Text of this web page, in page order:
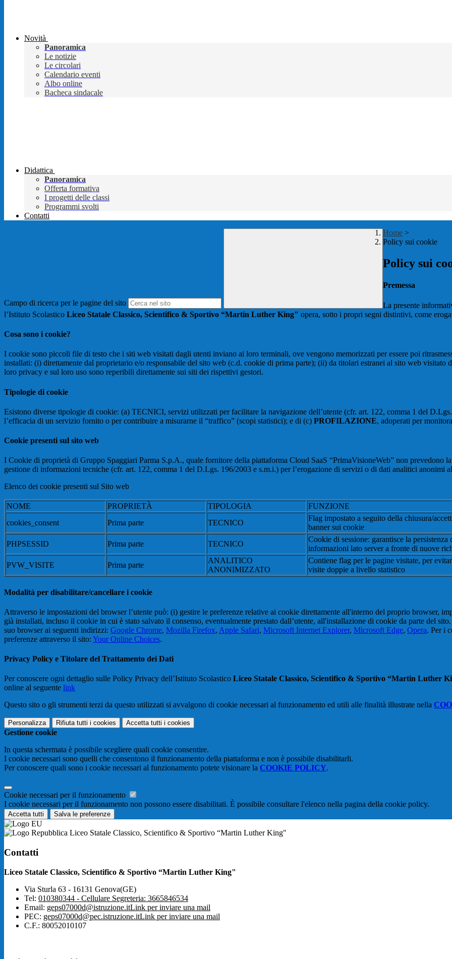
Novità
Panoramica
Le notizie
Le circolari
Calendario eventi
Albo online
Bacheca sindacale
Didattica
Panoramica
Offerta formativa
I progetti delle classi
Programmi svolti
Contatti
Campo di ricerca per le pagine del sito
Home >
Policy sui cookie
Policy sui
Premessa
La presente
l’Istituto Scolastico Liceo Statale Classico, Scientifico & Sportivo “Martin Luther King" opera, sotto i propri segni distintivi, come
Cosa sono i cookie?
I cookie sono piccoli file di testo che i siti web visitati dagli utenti inviano ai loro terminali, ove vengono memorizzati per essere poi
installati: (i) direttamente dal proprietario e/o responsabile del sito web (c.d. cookie di prima parte); (ii) da titolari estranei al sito web
loro privacy e sul loro uso sono reperibili direttamente sui siti dei rispettivi gestori.
Tipologie di cookie
Esistono diverse tipologie di cookie: (a) TECNICI, servizi utilizzati per facilitare la navigazione dell’utente (cfr. art. 122, comma 1 del
l’efficacia di un servizio fornito o per contribuire a misurarne il “traffico” (scopi statistici); e di (c) PROFILAZIONE, adoperati per
Cookie presenti sul sito web
I Cookie di proprietà di Gruppo Spaggiari Parma S.p.A., quale fornitore della piattaforma Cloud SaaS “PrimaVisioneWeb” non prevedono
gestione di informazioni tecniche (cfr. art. 122, comma 1 del D.Lgs. 196/2003 e s.m.i.) per l’erogazione di servizi o di dati analitici anonimi
Elenco dei cookie presenti sul Sito web
NOME PROPRIETÀ TIPOLOGIA
FUNZIONE
cookies_consent
Prima parte TECNICO
Flag impostato a seguito della chiusura/
banner sui cookie
PHPSESSID
Prima parte TECNICO
Cookie di sessione: garantisce la persistenza
informazioni lato server a fronte di nuove
PVW_VISITE
Prima parte
ANALITICO
ANONIMIZZATO
Contiene flag per le pagine visitate, per
visite doppie a livello statistico
Modalità per disabilitare/cancellare i cookie
Attraverso le impostazioni del browser l’utente può: (i) gestire le preferenze relative ai cookie direttamente all'interno del proprio browser,
già installati, incluso il cookie in cui è stato salvato il consenso, eventualmente prestato dall’utente, all'installazione di cookie da parte del
suo browser ai seguenti indirizzi: Google Chrome, Mozilla Firefox, Apple Safari, Microsoft Internet Explorer, Microsoft Edge, Opera. Per i
preferenze attraverso il sito: Your Online Choices.
Privacy Policy e Titolare del Trattamento dei Dati
Per conoscere ogni dettaglio sulle Policy Privacy dell’Istituto Scolastico Liceo Statale Classico, Scientifico & Sportivo “Martin Luther
online al seguente link
Questo sito o gli strumenti terzi da questo utilizzati si avvalgono di cookie necessari al funzionamento ed utili alle finalità illustrate nella
Personalizza Rifiuta tutti i cookies Accetta tutti i cookies
Gestione cookie
In questa schermata è possibile scegliere quali cookie consentire.
I cookie necessari sono quelli che consentono il funzionamento della piattaforma e non è possibile disabilitarli.
Per conoscere quali sono i cookie necessari al funzionamento potete visionare la COOKIE POLICY.
Cookie necessari per il funzionamento
I cookie necessari per il funzionamento non possono essere disabilitati. È possibile consultare l'elenco nella pagina della cookie policy.
Accetta tutti Salva le preferenze
Liceo Statale Classico, Scientifico & Sportivo “Martin Luther King"
Contatti
Liceo Statale Classico, Scientifico & Sportivo “Martin Luther King"
Via Sturla 63 - 16131 Genova(GE)
Tel: 010380344 - Cellulare Segreteria: 3665846534
Email: geps07000d@istruzione.itLink per inviare una mail
PEC: geps07000d@pec.istruzione.itLink per inviare una mail
C.F.: 80052010107